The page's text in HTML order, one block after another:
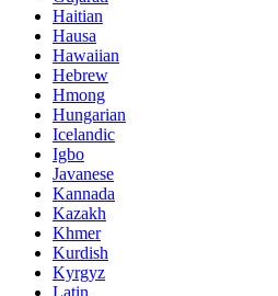
Haitian
Hausa
Hawaiian
Hebrew
Hmong
Hungarian
Icelandic
Igbo
Javanese
Kannada
Kazakh
Khmer
Kurdish
Kyrgyz